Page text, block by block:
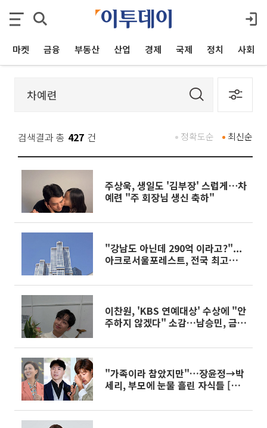
마켓 금융 부동산 산업 경제 국제 정치 사회
검색결과 총 427 건 최신순
정확도순
주상욱, 생일도 '김부장' 스럽게⋯차
예련 "주 회장님 생신 축하"
"강남도 아닌데 290억 이라고?"...
아크로서울포레스트, 전국 최고가
톱7]
이찬원, 'KBS 연예대상' 수상에 "안
주하지 않겠다" 소감…남승민, 금잔
"가족이라 참았지만"…장윤정→박
세리, 부모에 눈물 흘린 자식들 [이